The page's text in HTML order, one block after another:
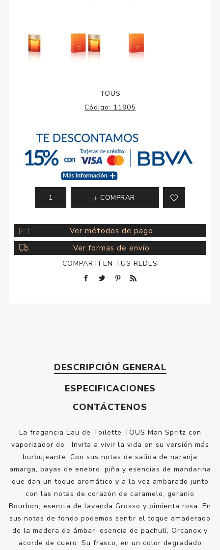
TOUS
Código: 11905
COMPRAR
Ver métodos de pago
Ver formas de envío
COMPARTÍ EN TUS REDES
DESCRIPCIÓN GENERAL
ESPECIFICACIONES
CONTÁCTENOS
La fragancia Eau de Toilette TOUS Man Spritz con
vaporizador de . Invita a vivir la vida en su versión más
burbujeante. Con sus notas de salida de naranja
amarga, bayas de enebro, piña y esencias de mandarina
que dan un toque aromático y a la vez ambarado junto
con las notas de corazón de caramelo, geranio
Bourbon, esencia de lavanda Grosso y pimienta rosa. En
sus notas de fondo podemos sentir el toque amaderado
de la madera de ámbar, esencia de pachulí, Orcanox y
acorde de cuero. Su frasco, en un color degradado